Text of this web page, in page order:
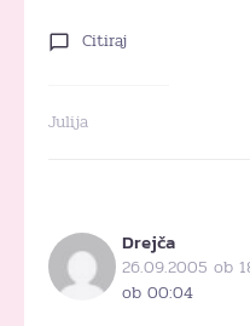
Citiraj
Julija
Drejča
26.09.2005 ob
ob 00:04